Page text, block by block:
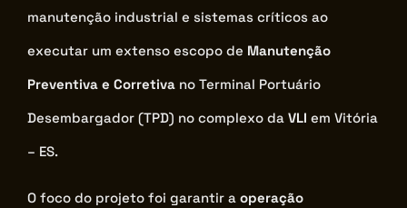
manutenção industrial e sistemas críticos ao
executar um extenso escopo de Manutenção
Preventiva e Corretiva no Terminal Portuário
Desembargador (TPD) no complexo da VLI em Vitória
– ES.
O foco do projeto foi garantir a operação